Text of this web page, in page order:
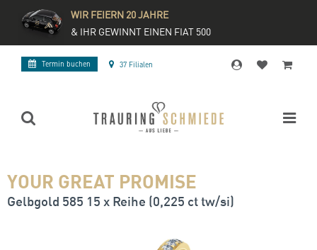
WIR FEIERN 20 JAHRE
& IHR GEWINNT EINEN FIAT 500
Termin buchen 37 Filialen
YOUR GREAT PROMISE
Gelbgold 585 15 x Reihe (0,225 ct tw/si)